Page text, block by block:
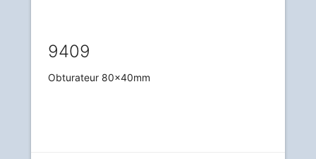
9409
Obturateur 80x40mm